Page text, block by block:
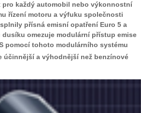
každý automobil nebo výkonnostní
řízení motoru a výfuku společnosti
přísná emisní opatření Euro 5 a
omezuje modulární přístup emise
pomocí tohoto modulárního systému
účinnější a výhodnější než benzínové